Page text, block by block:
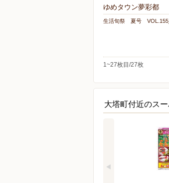
ゆめタウン夢彩都
生活旬祭 夏号 VOL.155_
1~27枚目/27枚
大塔町付近のス